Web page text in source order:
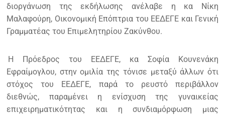
διοργάνωση της εκδήλωσης ανέλαβε η κα Νίκη
Μαλαφούρη, Οικονομική Επόπτρια του ΕΕΔΕΓΕ και Γενική
Γραμματέας του Επιμελητηρίου Ζακύνθου.
Η Πρόεδρος του ΕΕΔΕΓΕ, κα Σοφία Κουνενάκη
Εφραίμογλου, στην ομιλία της τόνισε μεταξύ άλλων ότι
στόχος του ΕΕΔΕΓΕ, παρά το ρευστό περιβάλλον
διεθνώς, παραμένει η ενίσχυση της γυναικείας
επιχειρηματικότητας και η συνδιαμόρφωση μιας